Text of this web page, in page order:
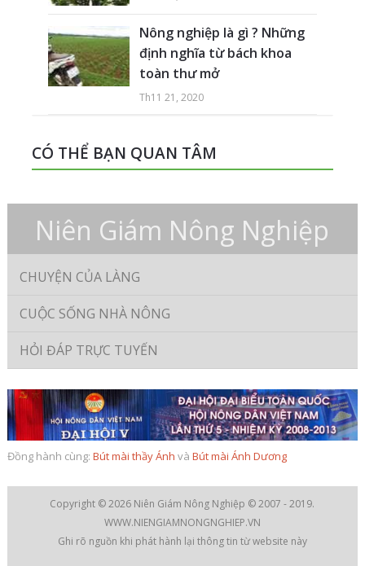
Nông nghiệp là gì ? Những
định nghĩa từ bách khoa
toàn thư mở
Th11 21, 2020
CÓ THỂ BẠN QUAN TÂM
Niên Giám Nông Nghiệp
CHUYỆN CỦA LÀNG
CUỘC SỐNG NHÀ NÔNG
HỎI ĐÁP TRỰC TUYẾN
Đồng hành cùng: Bút mài thầy Ánh và Bút mài Ánh Dương
Copyright © 2026 Niên Giám Nông Nghiệp © 2007 - 2019.
WWW.NIENGIAMNONGNGHIEP.VN
Ghi rõ nguồn khi phát hành lại thông tin từ website này